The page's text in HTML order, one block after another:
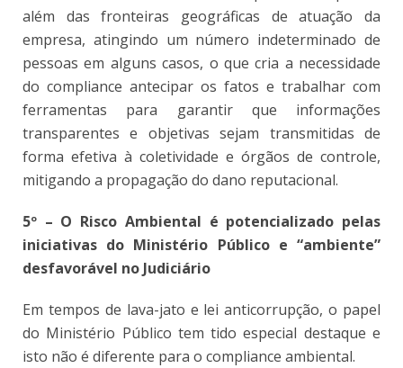
além das fronteiras geográficas de atuação da
empresa, atingindo um número indeterminado de
pessoas em alguns casos, o que cria a necessidade
do compliance antecipar os fatos e trabalhar com
ferramentas para garantir que informações
transparentes e objetivas sejam transmitidas de
forma efetiva à coletividade e órgãos de controle,
mitigando a propagação do dano reputacional.
5º – O Risco Ambiental é potencializado pelas
iniciativas do Ministério Público e “ambiente”
desfavorável no Judiciário
Em tempos de lava-jato e lei anticorrupção, o papel
do Ministério Público tem tido especial destaque e
isto não é diferente para o compliance ambiental.